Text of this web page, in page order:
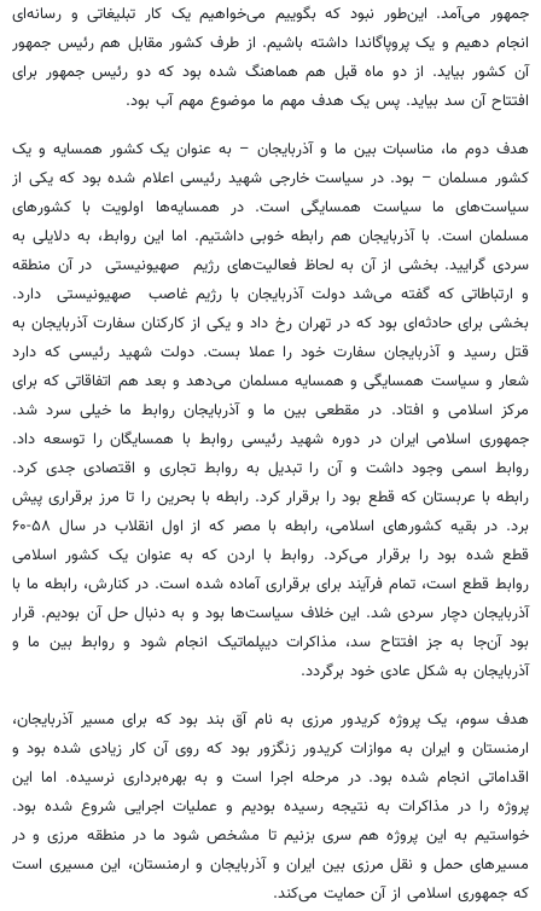
جمهور می‌آمد. این‌طور نبود که بگوییم می‌خواهیم یک کار تبلیغاتی و رسانه‌ای
انجام دهیم و یک پروپاگاندا داشته باشیم. از طرف کشور مقابل هم رئیس جمهور
آن کشور بیاید. از دو ماه قبل هم هماهنگ شده بود که دو رئیس جمهور برای
افتتاح آن سد بیاید. پس یک هدف مهم ما موضوع مهم آب بود.
هدف دوم ما، مناسبات بین ما و آذربایجان – به عنوان یک کشور همسایه و یک
کشور مسلمان – بود. در سیاست خارجی شهید رئیسی اعلام شده بود که یکی از
سیاست‌های ما سیاست همسایگی است. در همسایه‌ها اولویت با کشورهای
مسلمان است. با آذربایجان هم رابطه خوبی داشتیم. اما این روابط، به دلایلی به
سردی گرایید. بخشی از آن به لحاظ فعالیت‌های رژیم صهیونیستی در آن منطقه
و ارتباطاتی که گفته می‌شد دولت آذربایجان با رژیم غاصب صهیونیستی دارد.
بخشی برای حادثه‌ای بود که در تهران رخ داد و یکی از کارکنان سفارت آذربایجان به
قتل رسید و آذربایجان سفارت خود را عملا بست. دولت شهید رئیسی که دارد
شعار و سیاست همسایگی و همسایه مسلمان می‌دهد و بعد هم اتفاقاتی که برای
مرکز اسلامی و افتاد. در مقطعی بین ما و آذربایجان روابط ما خیلی سرد شد.
جمهوری اسلامی ایران در دوره شهید رئیسی روابط با همسایگان را توسعه داد.
روابط اسمی وجود داشت و آن را تبدیل به روابط تجاری و اقتصادی جدی کرد.
رابطه با عربستان که قطع بود را برقرار کرد. رابطه با بحرین را تا مرز برقراری پیش
برد. در بقیه کشورهای اسلامی، رابطه با مصر که از اول انقلاب در سال ۵۸-۶۰
قطع شده بود را برقرار می‌کرد. روابط با اردن که به عنوان یک کشور اسلامی
روابط قطع است، تمام فرآیند برای برقراری آماده شده است. در کنارش، رابطه ما با
آذربایجان دچار سردی شد. این خلاف سیاست‌ها بود و به دنبال حل آن بودیم. قرار
بود آن‌جا به جز افتتاح سد، مذاکرات دیپلماتیک انجام شود و روابط بین ما و
آذربایجان به شکل عادی خود برگردد.
هدف سوم، یک پروژه کریدور مرزی به نام آق بند بود که برای مسیر آذربایجان،
ارمنستان و ایران به موازات کریدور زنگزور بود که روی آن کار زیادی شده بود و
اقداماتی انجام شده بود. در مرحله اجرا است و به بهره‌برداری نرسیده. اما این
پروژه را در مذاکرات به نتیجه رسیده بودیم و عملیات اجرایی شروع شده بود.
خواستیم به این پروژه هم سری بزنیم تا مشخص شود ما در منطقه مرزی و در
مسیرهای حمل و نقل مرزی بین ایران و آذربایجان و ارمنستان، این مسیری است
که جمهوری اسلامی از آن حمایت می‌کند.